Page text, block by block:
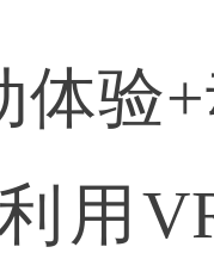
体验
用